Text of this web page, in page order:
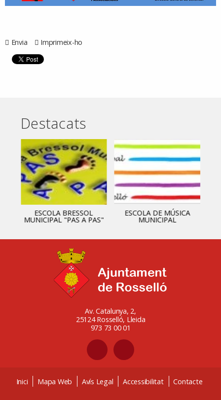
Envia Imprimeix-ho
Destacats
ESCOLA BRESSOL
MUNICIPAL "PAS A PAS"
ESCOLA DE MÚSICA
MUNICIPAL
Av. Catalunya, 2,
25124 Rosselló, Lleida
973 73 00 01
Inici Mapa Web Avís Legal Accessibilitat Contacte